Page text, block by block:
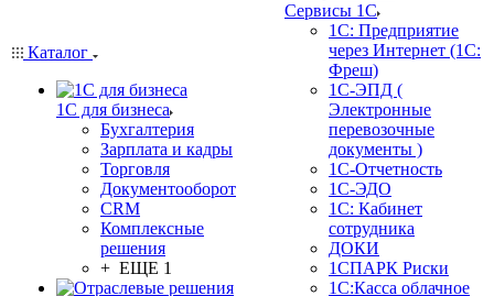
Каталог
1С для бизнеса
Бухгалтерия
Зарплата и кадры
Торговля
Документооборот
CRM
Комплексные
решения
+ ЕЩЕ 1
Сервисы 1С
1С: Предприятие
через Интернет (1С:
Фреш)
1С-ЭПД (
Электронные
перевозочные
документы )
1С-Отчетность
1С-ЭДО
1С: Кабинет
сотрудника
ДОКИ
1СПАРК Риски
1С:Касса облачное